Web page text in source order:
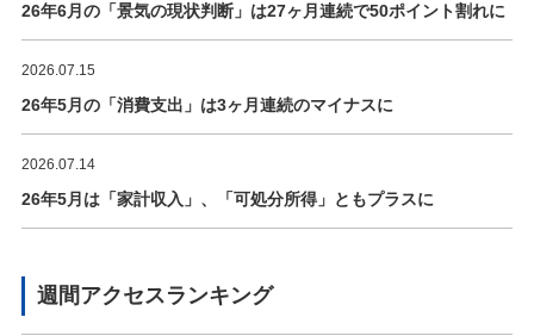
26年6月の「景気の現状判断」は27ヶ月連続で50ポイント割れに
2026.07.15
26年5月の「消費支出」は3ヶ月連続のマイナスに
2026.07.14
26年5月は「家計収入」、「可処分所得」ともプラスに
週間アクセスランキング